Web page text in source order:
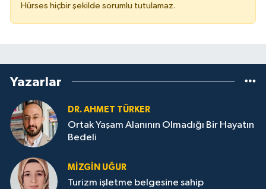
Hürses hiçbir şekilde sorumlu tutulamaz.
Yazarlar
DR. AHMET TÜRKER
Ortak Yaşam Alanının Olmadığı Bir Hayatın
Bedeli
MIZGIN UĞUR
Turizm işletme belgesine sahip